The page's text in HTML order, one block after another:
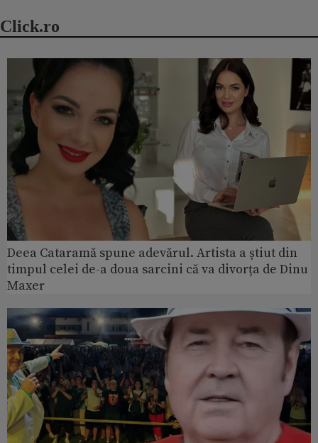
Click.ro
Deea Cataramă spune adevărul. Artista a știut din
timpul celei de-a doua sarcini că va divorța de Dinu
Maxer